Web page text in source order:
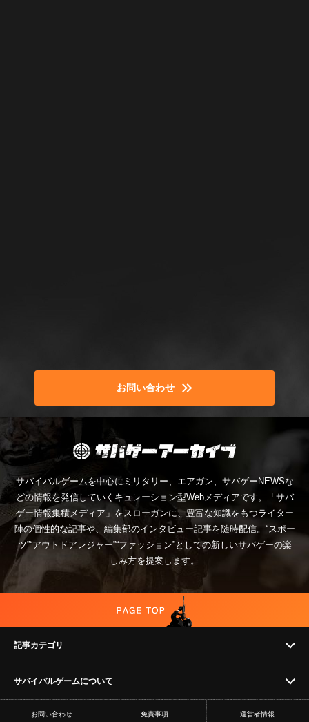
お問い合わせ
サバイバルゲームを中心にミリタリー、エアガン、サバゲーNEWSな
どの情報を発信していくキュレーション型Webメディアです。「サバ
ゲー情報集積メディア」をスローガンに、豊富な知識をもつライター
陣の個性的な記事や、編集部のインタビュー記事を随時配信。“スポー
ツ”“アウトドアレジャー”“ファッション”としての新しいサバゲーの楽
しみ方を提案します。
記事カテゴリ
NEWS
イベント
サバイバルゲームについて
フィールド
お問い合わせ 免責事項 運営者情報